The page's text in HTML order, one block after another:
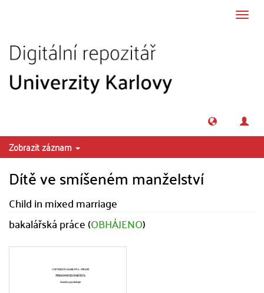
Zobrazit záznam
Dítě ve smíšeném manželství
Child in mixed marriage
bakalářská práce (OBHÁJENO)